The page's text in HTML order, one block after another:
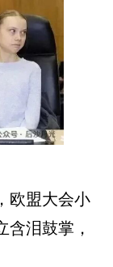
欧盟大会小
含泪鼓掌，